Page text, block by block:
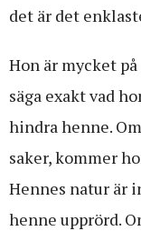
det är det
Hon är mycket
säga exakt vad
hindra henne.
saker, kommer
Hennes natur är
henne upprörd.